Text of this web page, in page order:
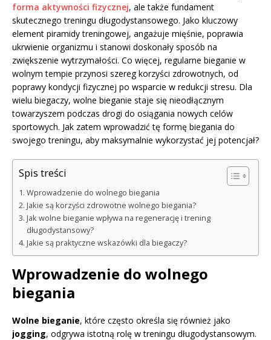
forma aktywności fizycznej, ale także fundament
skutecznego treningu długodystansowego. Jako kluczowy
element piramidy treningowej, angażuje mięśnie, poprawia
ukrwienie organizmu i stanowi doskonały sposób na
zwiększenie wytrzymałości. Co więcej, regularne bieganie w
wolnym tempie przynosi szereg korzyści zdrowotnych, od
poprawy kondycji fizycznej po wsparcie w redukcji stresu. Dla
wielu biegaczy, wolne bieganie staje się nieodłącznym
towarzyszem podczas drogi do osiągania nowych celów
sportowych. Jak zatem wprowadzić tę formę biegania do
swojego treningu, aby maksymalnie wykorzystać jej potencjał?
Spis treści
Wprowadzenie do wolnego biegania
Jakie są korzyści zdrowotne wolnego biegania?
Jak wolne bieganie wpływa na regenerację i trening
długodystansowy?
Jakie są praktyczne wskazówki dla biegaczy?
Wprowadzenie do wolnego
biegania
Wolne bieganie, które często określa się również jako
jogging, odgrywa istotną rolę w treningu długodystansowym.